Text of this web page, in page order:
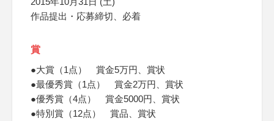
作品提出・応募締切、必着
賞
●大賞（1点） 賞金5万円、賞状
●最優秀賞（1点） 賞金2万円、賞状
●優秀賞（4点） 賞金5000円、賞状
●特別賞（12点） 賞品、賞状